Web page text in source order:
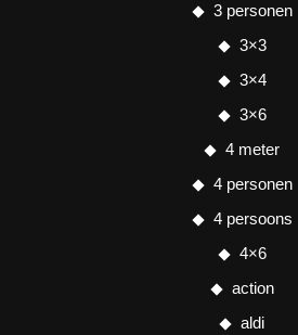
3 personen
3×3
3×4
3×6
4 meter
4 personen
4 persoons
4×6
action
aldi